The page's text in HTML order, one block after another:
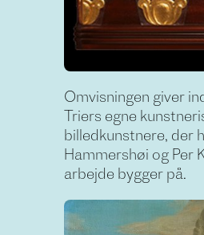
Omvisningen giver
Triers egne
billedkunstnere, der
Hammershøi og Per
arbejde bygger på.